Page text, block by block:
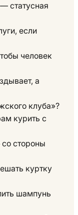
статусная
если
человек
а
клуба»?
курить с
стороны
куртку
шампунь